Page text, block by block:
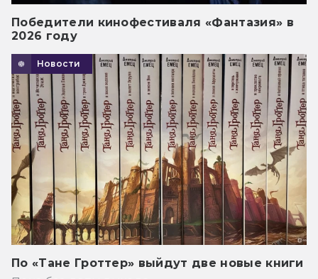
Победители кинофестиваля «Фантазия» в
2026 году
Новости
По «Тане Гроттер» выйдут две новые книги